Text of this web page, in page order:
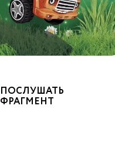
ПОСЛУШАТЬ
ФРАГМЕНТ